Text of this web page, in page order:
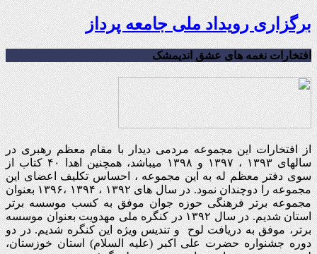
برگزاری رویداد ملی جامعه پرداز
افتخارات نغمه های عشق اندیمشک
از افتخارات این مجموعه مردمی دیدار با مقام معظم رهبری در
سالهای ۱۳۹۳ ، ۱۳۹۷ و ۱۳۹۸ میباشد، همچنین اهدا ۴۰ کتاب از
سوی دفتر معظم له به این مجموعه ، احساس تکلیف اعضای این
مجموعه را دوچندان نمود. در سال های ۱۳۹۲ ، ۱۳۹۴ ،۱۳۹۶ بعنوان
مجموعه برتر فرهنگی حوزه جوان موفق به کسب موسسه برتر
استان شدیم. در سال ۱۳۹۲ در کنگره ملی مهدویت بعنوان موسسه
برتر، موفق به دریافت لوح و تندیس ویژه این کنگره شدیم. در دو
دوره جشنواره حضرت علی اکبر (علیه السلام) استان خوزستان،